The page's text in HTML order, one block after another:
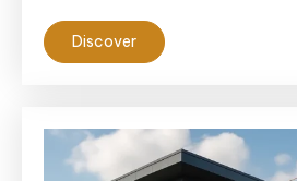
Discover